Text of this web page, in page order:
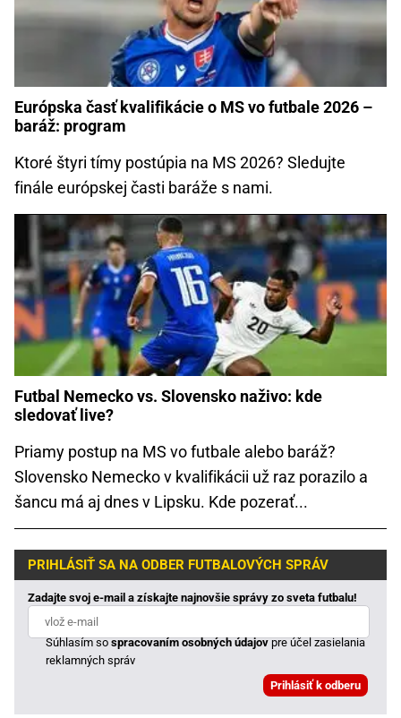
Európska časť kvalifikácie o MS vo futbale 2026 –
baráž: program
Ktoré štyri tímy postúpia na MS 2026? Sledujte
finále európskej časti baráže s nami.
Futbal Nemecko vs. Slovensko naživo: kde
sledovať live?
Priamy postup na MS vo futbale alebo baráž?
Slovensko Nemecko v kvalifikácii už raz porazilo a
šancu má aj dnes v Lipsku. Kde pozerať...
PRIHLÁSIŤ SA NA ODBER FUTBALOVÝCH SPRÁV
Zadajte svoj e-mail a získajte najnovšie správy zo sveta futbalu!
Súhlasím sospracovaním osobných údajovpre účel zasielania
reklamných správ